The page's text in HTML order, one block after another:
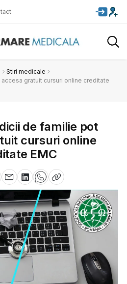
Stiri medicale
gratuit cursuri online creditate
de familie pot
cursuri online
EMC